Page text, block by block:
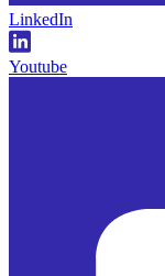
LinkedIn
Youtube